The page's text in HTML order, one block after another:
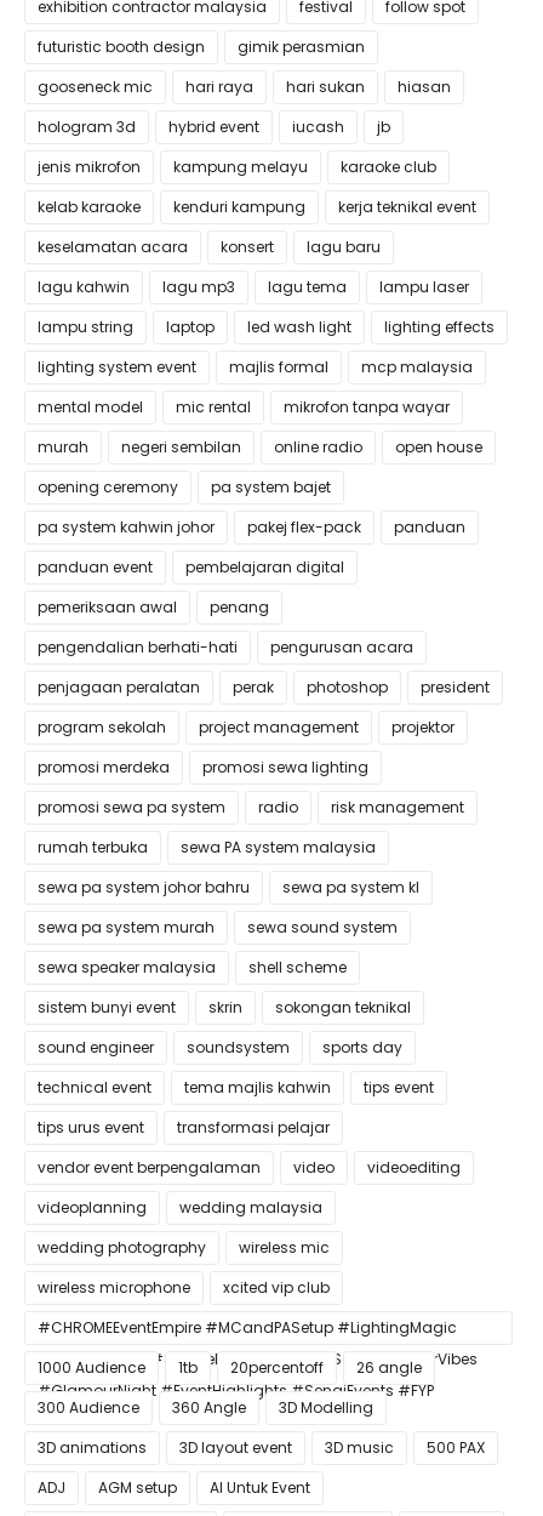
exhibition contractor malaysia festival
follow spot
futuristic booth design
gimik perasmian
gooseneck mic
hari raya hari sukan
hiasan
hologram 3d
hybrid event iucash
jb
jenis mikrofon
kampung melayu
karaoke club
kelab karaoke
kenduri kampung
kerja teknikal event
keselamatan acara
konsert
lagu baru
lagu kahwin
lagu mp3 lagu tema
lampu laser
lampu string
laptop led wash light
lighting effects
lighting system event
majlis formal
mcp malaysia
mental model
mic rental
mikrofon tanpa wayar
murah
negeri sembilan online radio
open house
opening ceremony
pa system bajet
pa system kahwin johor
pakej flex-pack
panduan
panduan event
pembelajaran digital
pemeriksaan awal
penang
pengendalian berhati-hati
pengurusan acara
penjagaan peralatan
perak photoshop
president
program sekolah
project management
projektor
promosi merdeka
promosi sewa lighting
promosi sewa pa system
radio
risk management
rumah terbuka
sewa PA system malaysia
sewa pa system johor bahru
sewa pa system kl
sewa pa system murah
sewa sound system
sewa speaker malaysia
shell scheme
sistem bunyi event
skrin
sokongan teknikal
sound engineer
soundsystem
sports day
technical event
tema majlis kahwin
tips event
tips urus event
transformasi pelajar
vendor event berpengalaman
video
videoediting
videoplanning
wedding malaysia
wedding photography
wireless mic
wireless microphone
xcited vip club
#CHROMEEventEmpire #MCandPASetup #LightingMagic
#ConfettiBlast #SmokeEffect #ProEventSetup #DinnerVibes
#GlamourNight #EventHighlights #SenaiEvents #FYP
1000 Audience 1tb 20percentoff
26 angle
300 Audience
360 Angle
3D Modelling
3D animations
3D layout event 3D music
500 PAX
ADJ
AGM setup
AI Untuk Event